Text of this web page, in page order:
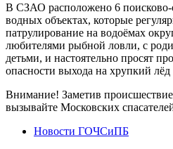
В СЗАО расположено 6 поисково-
водных объектах, которые
патрулирование на водоёмах
любителями рыбной ловли, с
детьми, и настоятельно просят
опасности выхода на хрупкий лёд
Внимание! Заметив
вызывайте Московских
Новости ГОЧСиПБ